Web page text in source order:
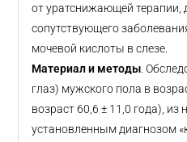
от уратснижающей терапии,
сопутствующего
мочевой кислоты в слезе.
Материал и методы .
глаз) мужского пола в
возраст 60,6 ± 11,0 года), из
установленным диагнозом